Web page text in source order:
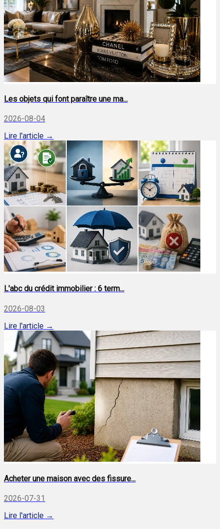
Les objets qui font paraître une ma...
2026-08-04
Lire l'article →
L'abc du crédit immobilier : 6 term...
2026-08-03
Lire l'article →
Acheter une maison avec des fissure...
2026-07-31
Lire l'article →